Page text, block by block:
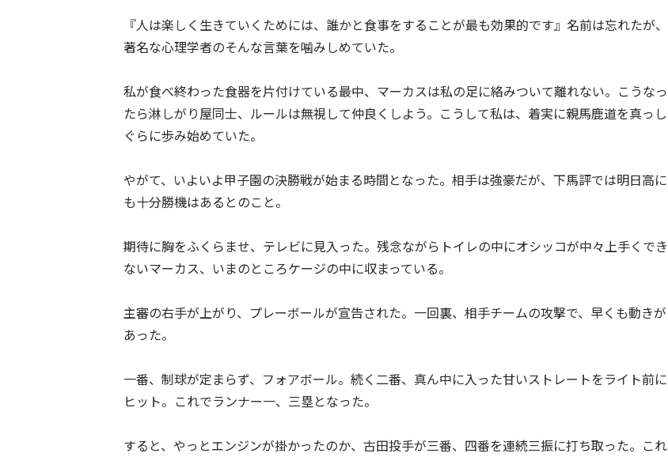
『人は楽しく生きていくためには、誰かと食事をすることが最も効果的です』名前は忘れたが、
著名な心理学者のそんな言葉を噛みしめていた。
私が食べ終わった食器を片付けている最中、マーカスは私の足に絡みついて離れない。こうなっ
たら淋しがり屋同士、ルールは無視して仲良くしよう。こうして私は、着実に親馬鹿道を真っし
ぐらに歩み始めていた。
やがて、いよいよ甲子園の決勝戦が始まる時間となった。相手は強豪だが、下馬評では明日高に
も十分勝機はあるとのこと。
期待に胸をふくらませ、テレビに見入った。残念ながらトイレの中にオシッコが中々上手くでき
ないマーカス、いまのところケージの中に収まっている。
主審の右手が上がり、プレーボールが宣告された。一回裏、相手チームの攻撃で、早くも動きが
あった。
一番、制球が定まらず、フォアボール。続く二番、真ん中に入った甘いストレートをライト前に
ヒット。これでランナー一、三塁となった。
すると、やっとエンジンが掛かったのか、古田投手が三番、四番を連続三振に打ち取った。これ